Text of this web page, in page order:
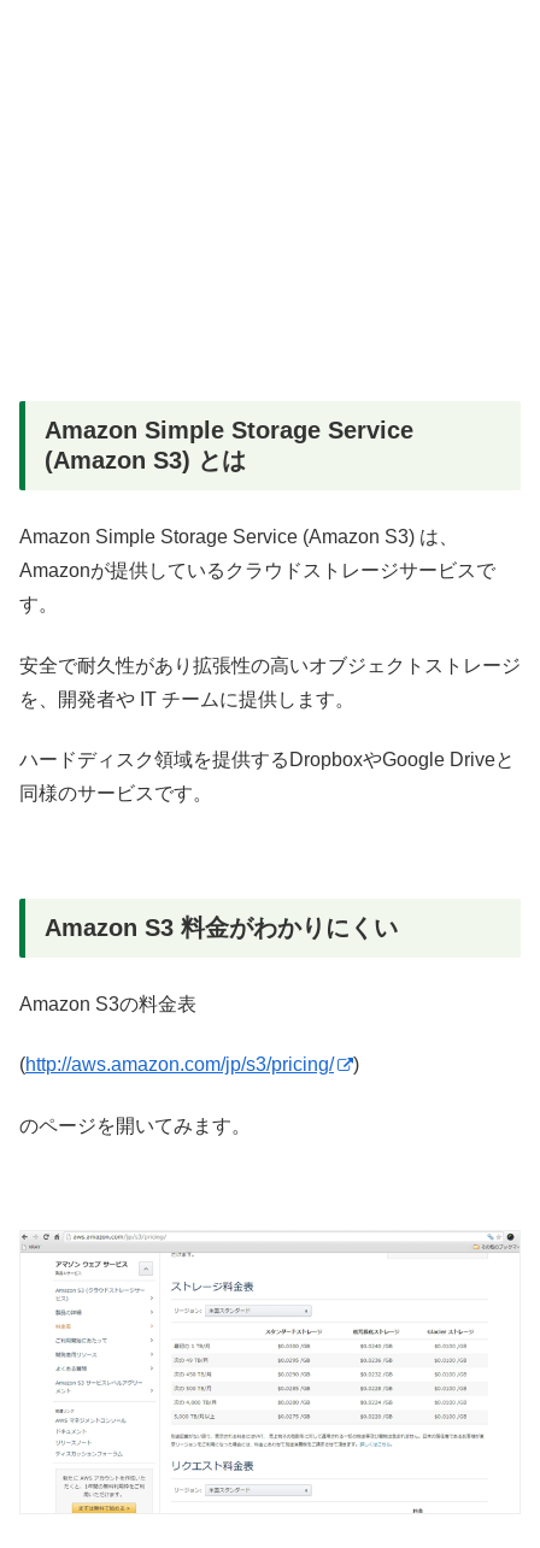
Amazon Simple Storage Service
(Amazon S3) とは
Amazon Simple Storage Service (Amazon S3) は、
Amazonが提供しているクラウドストレージサービスで
す。
安全で耐久性があり拡張性の高いオブジェクトストレージ
を、開発者や IT チームに提供します。
ハードディスク領域を提供するDropboxやGoogle Driveと
同様のサービスです。
Amazon S3 料金がわかりにくい
Amazon S3の料金表
(http://aws.amazon.com/jp/s3/pricing/ )
のページを開いてみます。